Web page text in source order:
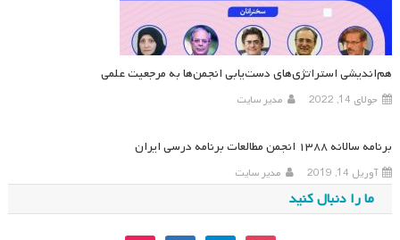
هم‌اندیشی استراتژی‌های دست‌یابی انجمن‌ها به مرجعیت علمی
جولای 14, 2022 مدیر سایت
برنامه سالانه ۱۳۸۸ انجمن مطالعات برنامه درسی ایران
آوریل 14, 2019 مدیر سایت
ما را دنبال کنید